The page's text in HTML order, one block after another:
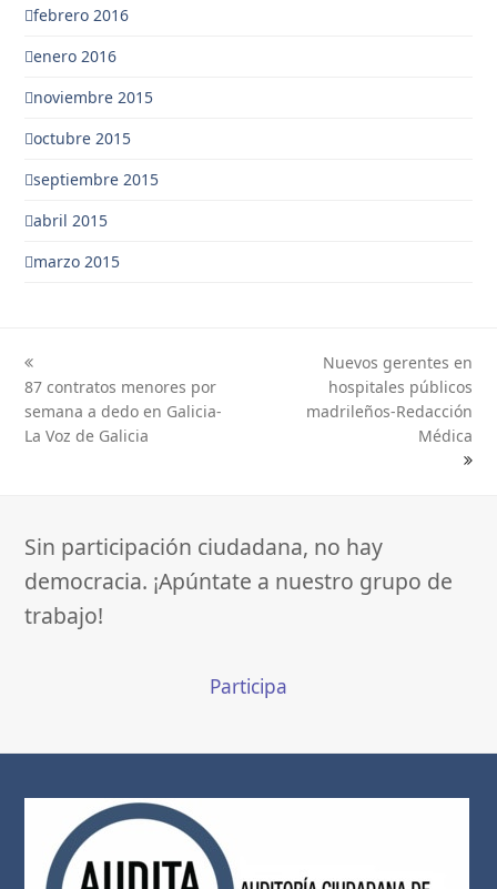
febrero 2016
enero 2016
noviembre 2015
octubre 2015
septiembre 2015
abril 2015
marzo 2015
previous
post:
87 contratos menores por
semana a dedo en Galicia-
La Voz de Galicia
Nuevos gerentes en
hospitales públicos
madrileños-Redacción
Médica
Sin participación ciudadana, no hay
democracia. ¡Apúntate a nuestro grupo de
trabajo!
Participa